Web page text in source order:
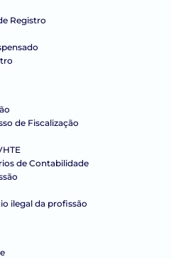
Registro
de Fiscalização
de Contabilidade
ilegal da profissão